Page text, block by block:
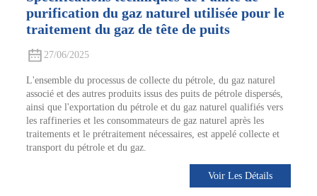
purification du gaz naturel utilisée pour le
traitement du gaz de tête de puits
27/06/2025
L'ensemble du processus de collecte du pétrole, du gaz naturel
associé et des autres produits issus des puits de pétrole dispersés,
ainsi que l'exportation du pétrole et du gaz naturel qualifiés vers
les raffineries et les consommateurs de gaz naturel après les
traitements et le prétraitement nécessaires, est appelé collecte et
transport du pétrole et du gaz.
Voir Les Détails